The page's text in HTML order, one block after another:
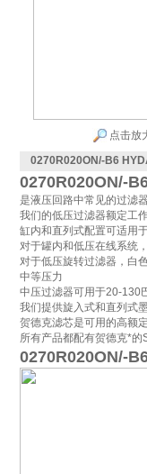
点击放
0270R020ON/-B6
0270R020ON/-
是液压回路中常见的过滤
我们的低压过滤器额定工
缸内和直列式配置可适用
对于罐内和低压在线系统
对于低压旋转过滤器，白
中等压力
中压过滤器可用于20-130
我们提供旋入式和直列式
贺德克滤芯是可用的高额
所有产品都配有贺德克*的
0270R020ON/-